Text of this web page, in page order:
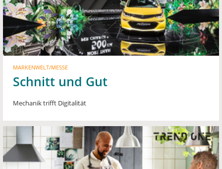
MARKENWELT/MESSE
Schnitt und Gut
Mechanik trifft Digitalität